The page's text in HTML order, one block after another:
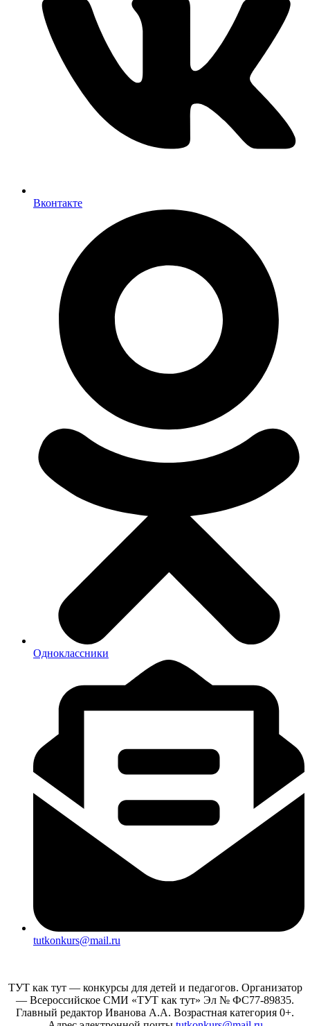
Вконтакте
Одноклассники
tutkonkurs@mail.ru
ТУТ как тут — конкурсы для детей и педагогов. Организатор
— Всероссийское СМИ «ТУТ как тут» Эл № ФС77-89835.
Главный редактор Иванова А.А. Возрастная категория 0+.